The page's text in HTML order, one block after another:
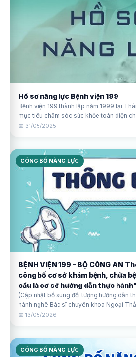
Hồ sơ năng lực Bệnh viện 199
Bệnh viện 199 thành lập năm 1999 tại
mục tiêu chăm sóc sức khỏe toàn diện
chiến sĩ trong lực lượng vũ trang. Với đội
📅 31/05/2025
CÔNG BỐ NĂNG LỰC
BỆNH VIỆN 199 - BỘ CÔNG AN
công bố cơ sở khám bệnh, chữa
cầu là cơ sở hướng dẫn thực hành"
(Cập nhật bổ sung đối tượng hướng dẫn
hành nghê Bác sĩ chuyên khoa Ngoại
chuyên khoa Ngoại Chấn thương - Chỉnh
📅 13/05/2026
CÔNG BỐ NĂNG LỰC